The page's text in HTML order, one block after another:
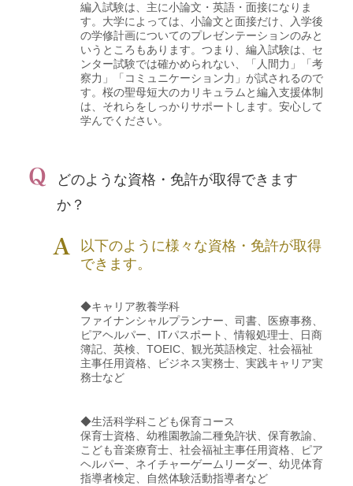
編入試験は、主に小論文・英語・面接になりま
す。大学によっては、小論文と面接だけ、入学後
の学修計画についてのプレゼンテーションのみと
いうところもあります。つまり、編入試験は、セ
ンター試験では確かめられない、「人間力」「考
察力」「コミュニケーション力」が試されるので
す。桜の聖母短大のカリキュラムと編入支援体制
は、それらをしっかりサポートします。安心して
学んでください。
どのような資格・免許が取得できます
か？
以下のように様々な資格・免許が取得
できます。
◆キャリア教養学科
ファイナンシャルプランナー、司書、医療事務、
ピアヘルパー、ITパスポート、情報処理士、日商
簿記、英検、TOEIC、観光英語検定、社会福祉
主事任用資格、ビジネス実務士、実践キャリア実
務士など
◆生活科学科こども保育コース
保育士資格、幼稚園教諭二種免許状、保育教諭、
こども音楽療育士、社会福祉主事任用資格、ピア
ヘルパー、ネイチャーゲームリーダー、幼児体育
指導者検定、自然体験活動指導者など